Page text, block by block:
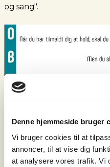
Denne hjemmeside bruger
Vi bruger cookies til at
annoncer, til at vise dig
at analysere vores trafik. Vi
og sang".
Vælg underkategori
Hammel (Hammel/
Ulstrup